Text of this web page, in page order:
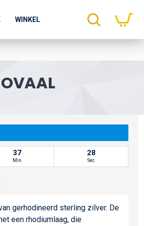
WINKEL
OVAAL
gerhodineerd sterling zilver. De
een rhodiumlaag, die
37
Min
28
Sec